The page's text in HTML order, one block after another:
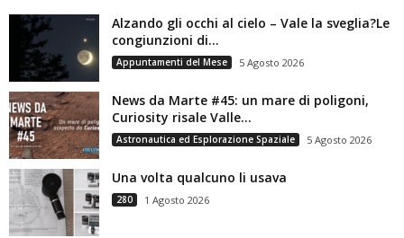
Alzando gli occhi al cielo – Vale la sveglia?Le
congiunzioni di...
Appuntamenti del Mese 5 Agosto 2026
News da Marte #45: un mare di poligoni,
Curiosity risale Valle...
Astronautica ed Esplorazione Spaziale 5 Agosto 2026
Una volta qualcuno li usava
280 1 Agosto 2026